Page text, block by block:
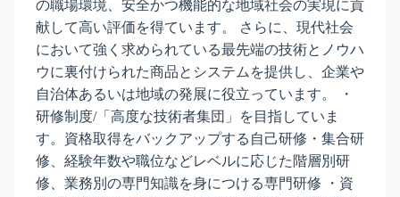
の職場環境、安全かつ機能的な地域社会の実現に貢
献して高い評価を得ています。 さらに、現代社会
において強く求められている最先端の技術とノウハ
ウに裏付けられた商品とシステムを提供し、企業や
自治体あるいは地域の発展に役立っています。 ・
研修制度/「高度な技術者集団」を目指していま
す。資格取得をバックアップする自己研修・集合研
修、経験年数や職位などレベルに応じた階層別研
修、業務別の専門知識を身につける専門研修 ・資